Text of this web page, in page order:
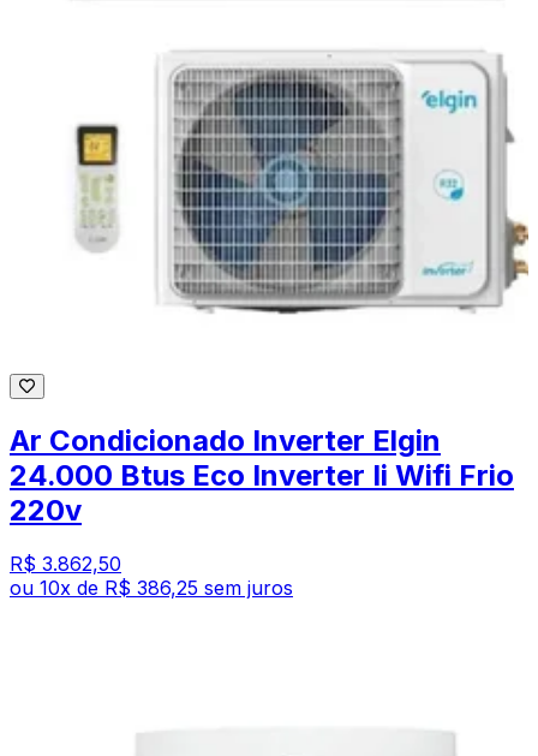
Ar Condicionado Inverter Elgin
24.000 Btus Eco Inverter Ii Wifi Frio
220v
R$ 3.862,50
ou 10x de R$ 386,25 sem juros